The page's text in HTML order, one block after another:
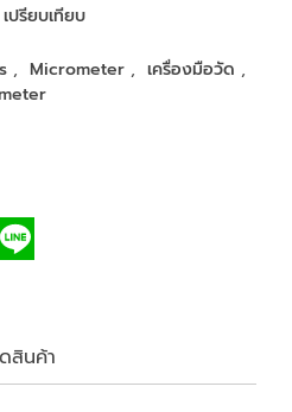
เปรียบเทียบ
, Micrometer , เครื่องมือวัด ,
สินค้า